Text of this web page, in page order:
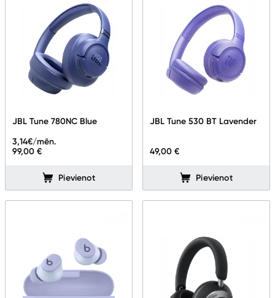
JBL Tune 780NC Blue
99,00 €
3,14€/mēn.
Pievienot
JBL Tune 530 BT Lavender
49,00 €
Pievienot